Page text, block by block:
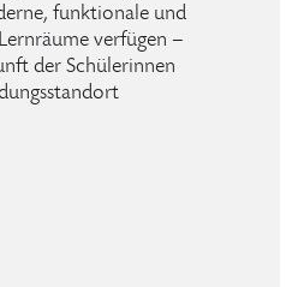
funktionale und
verfügen –
der Schülerinnen